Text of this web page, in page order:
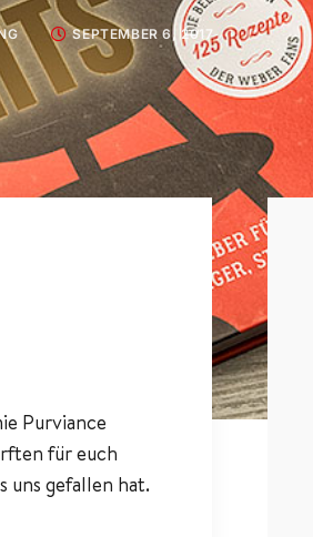
SEPTEMBER 6, 2017
Purviance
für euch
uns gefallen hat.